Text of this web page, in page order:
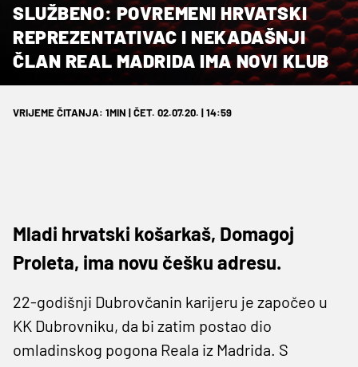
SLUŽBENO: POVREMENI HRVATSKI
REPREZENTATIVAC I NEKADAŠNJI
ČLAN REAL MADRIDA IMA NOVI KLUB
VRIJEME ČITANJA: 1MIN | ČET. 02.07.20. | 14:59
Mladi hrvatski košarkaš, Domagoj
Proleta, ima novu češku adresu.
22-godišnji Dubrovčanin karijeru je započeo u
KK Dubrovniku, da bi zatim postao dio
omladinskog pogona Reala iz Madrida. S